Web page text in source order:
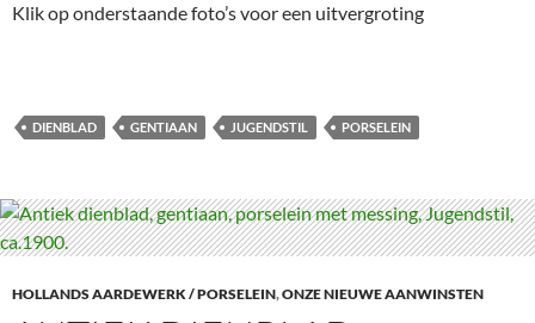
Klik op onderstaande foto’s voor een uitvergroting
DIENBLAD GENTIAAN JUGENDSTIL PORSELEIN
HOLLANDS AARDEWERK / PORSELEIN,ONZE NIEUWE AANWINSTEN